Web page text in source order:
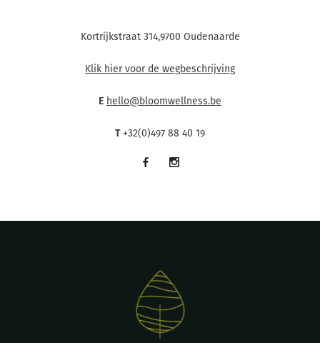
Kortrijkstraat 314,9700 Oudenaarde
Klik hier voor de wegbeschrijving
E hello@bloomwellness.be
T+32(0)497 88 40 19